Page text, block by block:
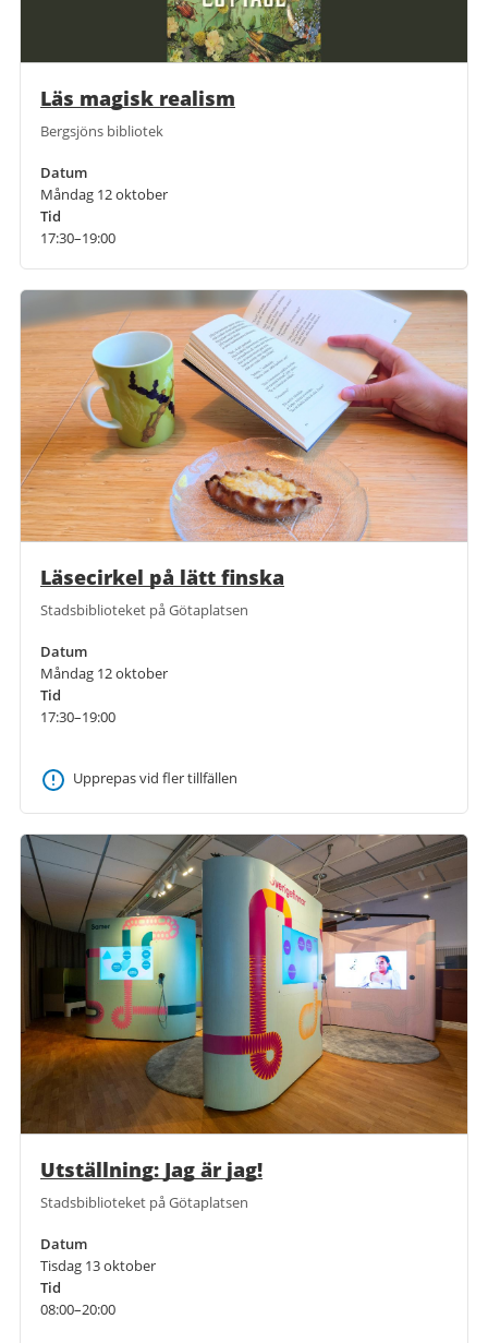
Läs magisk realism
Bergsjöns bibliotek
Datum
Måndag 12 oktober
Tid
17:30–19:00
Läsecirkel på lätt finska
Stadsbiblioteket på Götaplatsen
Datum
Måndag 12 oktober
Tid
17:30–19:00
Upprepas vid fler tillfällen
Utställning: Jag är jag!
Stadsbiblioteket på Götaplatsen
Datum
Tisdag 13 oktober
Tid
08:00–20:00